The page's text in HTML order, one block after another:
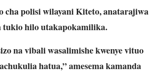
cha polisi wilayani Kiteto, anatarajiwa
tukio hilo utakapokamilika.
na vibali wasalimishe kwenye vituo
hatua,” amesema kamanda